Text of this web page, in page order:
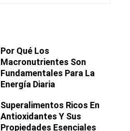
Por Qué Los
Macronutrientes Son
Fundamentales Para La
Energía Diaria
Superalimentos Ricos En
Antioxidantes Y Sus
Propiedades Esenciales